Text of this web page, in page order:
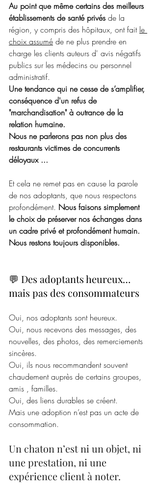
Au point que même certains des meilleurs
établissements de santé privés de la
région, y compris des hôpitaux, ont fait le
choix assumé de ne plus prendre en
charge les clients auteurs d' avis négatifs
publics sur les médecins ou personnel
administratif.
Une tendance qui ne cesse de s’amplifier,
conséquence d'un refus de
"marchandisation" à outrance de la
relation humaine.
Nous ne parlerons pas non plus des
restaurants victimes de concurrents
déloyaux ...
Et cela ne remet pas en cause la parole
de nos adoptants, que nous respectons
profondément. Nous faisons simplement
le choix de préserver nos échanges dans
un cadre privé et profondément humain.
Nous restons toujours disponibles.
💬 Des adoptants heureux…
mais pas des consommateurs
Oui, nos adoptants sont heureux.
Oui, nous recevons des messages, des
nouvelles, des photos, des remerciements
sincères.
Oui, ils nous recommandent souvent
chaudement auprès de certains groupes,
amis , familles.
Oui, des liens durables se créent.
Mais une adoption n’est pas un acte de
consommation.
Un chaton n’est ni un objet, ni
une prestation, ni une
expérience client à noter.